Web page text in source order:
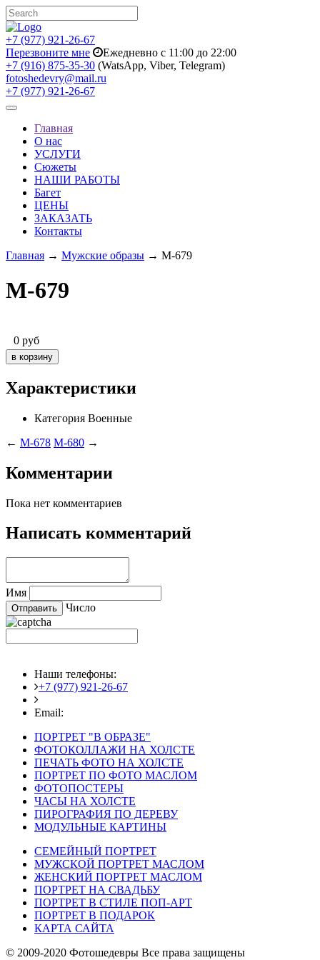
+7 (977) 921-26-67
Перезвоните мне
Ежедневно с 11:00 до 22:00
+7 (916) 875-35-30 (WatsApp, Viber, Telegram)
fotoshedevry@mail.ru
+7 (977) 921-26-67
Toggle
navigationГлавная
О нас
УСЛУГИ
Сюжеты
НАШИ РАБОТЫ
Багет
ЦЕНЫ
ЗАКАЗАТЬ
Контакты
Главная → Мужские образы → M-679
M-679
0 руб
Характеристики
Категория Военные
← M-678 M-680 →
Комментарии
Пока нет комментариев
Написать комментарий
Имя
Число
Наши телефоны:
+7 (977) 921-26-67
Email:
ПОРТРЕТ "В ОБРАЗЕ"
ФОТОКОЛЛАЖИ НА ХОЛСТЕ
ПЕЧАТЬ ФОТО НА ХОЛСТЕ
ПОРТРЕТ ПО ФОТО МАСЛОМ
ФОТОПОСТЕРЫ
ЧАСЫ НА ХОЛСТЕ
ПИРОГРАФИЯ ПО ДЕРЕВУ
МОДУЛЬНЫЕ КАРТИНЫ
СЕМЕЙНЫЙ ПОРТРЕТ
МУЖСКОЙ ПОРТРЕТ МАСЛОМ
ЖЕНСКИЙ ПОРТРЕТ МАСЛОМ
ПОРТРЕТ НА СВАДЬБУ
ПОРТРЕТ В СТИЛЕ ПОП-АРТ
ПОРТРЕТ В ПОДАРОК
КАРТА САЙТА
© 2009-2020 Фотошедевры Все права защищены